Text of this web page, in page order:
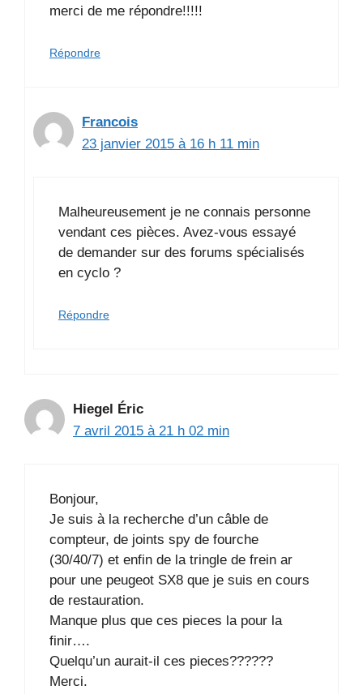
merci de me répondre!!!!!
Répondre
Francois
23 janvier 2015 à 16 h 11 min
Malheureusement je ne connais personne
vendant ces pièces. Avez-vous essayé
de demander sur des forums spécialisés
en cyclo ?
Répondre
Hiegel Éric
7 avril 2015 à 21 h 02 min
Bonjour,
Je suis à la recherche d’un câble de
compteur, de joints spy de fourche
(30/40/7) et enfin de la tringle de frein ar
pour une peugeot SX8 que je suis en cours
de restauration.
Manque plus que ces pieces la pour la
finir….
Quelqu’un aurait-il ces pieces??????
Merci.